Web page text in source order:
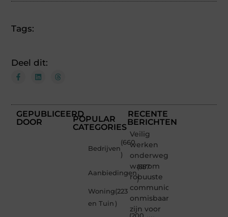
Tags:
Deel dit:
GEPUBLICEERD
DOOR
POPULAR
CATEGORIES
Bedrijven
(660
)
Aanbiedingen
(357
)
Woning
en Tuin
(223
)
RECENTE
BERICHTEN
Veilig
werken
onderweg:
waarom
robuuste
communicatiemiddelen
onmisbaar
zijn voor